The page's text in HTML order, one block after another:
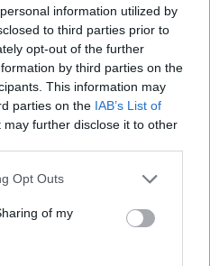
information utilized by
to third parties prior to
opt-out of the further
by third parties on the
This information may
parties on the IAB’s List of
may further disclose it to other
Opt Outs
of my